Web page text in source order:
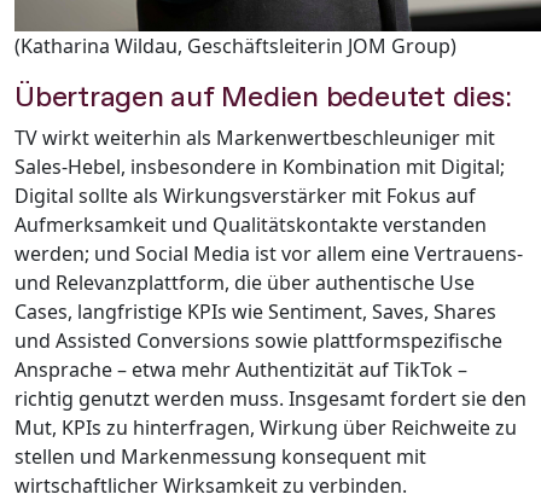
(Katharina Wildau, Geschäftsleiterin JOM Group)
Übertragen auf Medien bedeutet dies:
TV wirkt weiterhin als Markenwertbeschleuniger mit
Sales-Hebel, insbesondere in Kombination mit Digital;
Digital sollte als Wirkungsverstärker mit Fokus auf
Aufmerksamkeit und Qualitätskontakte verstanden
werden; und Social Media ist vor allem eine Vertrauens-
und Relevanzplattform, die über authentische Use
Cases, langfristige KPIs wie Sentiment, Saves, Shares
und Assisted Conversions sowie plattformspezifische
Ansprache – etwa mehr Authentizität auf TikTok –
richtig genutzt werden muss. Insgesamt fordert sie den
Mut, KPIs zu hinterfragen, Wirkung über Reichweite zu
stellen und Markenmessung konsequent mit
wirtschaftlicher Wirksamkeit zu verbinden.